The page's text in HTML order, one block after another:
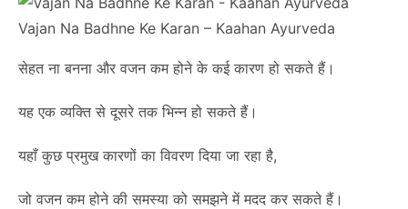
Vajan Na Badhne Ke Karan – Kaahan Ayurveda
सेहत ना बनना और वजन कम होने के कई कारण हो सकते हैं।
यह एक व्यक्ति से दूसरे तक भिन्न हो सकते हैं।
यहाँ कुछ प्रमुख कारणों का विवरण दिया जा रहा है,
जो वजन कम होने की समस्या को समझने में मदद कर सकते हैं।